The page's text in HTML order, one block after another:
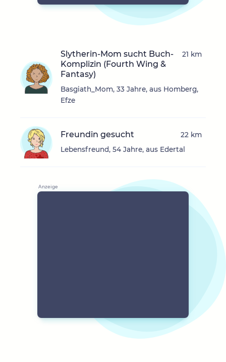
Slytherin-Mom sucht Buch-
Komplizin (Fourth Wing &
Fantasy)
Basgiath_Mom, 33 Jahre, aus Homberg,
Efze
21 km
Freundin gesucht
Lebensfreund, 54 Jahre, aus Edertal
22 km